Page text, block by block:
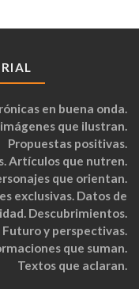
en buena onda.
que ilustran.
Propuestas positivas.
Artículos que nutren.
que orientan.
exclusivas. Datos de
Descubrimientos.
Futuro y perspectivas.
que suman.
Textos que aclaran.